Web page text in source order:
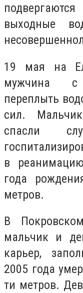
выходные
19 мая на
мужчина с
переплыть
сил.
спасли
в
года
метров.
В
мальчик и
карьер,
2005 года
ти метров.